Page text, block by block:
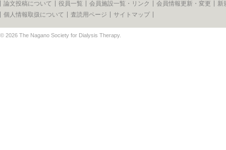
論文投稿について
役員一覧 会員施設一覧・リンク 会員情報更新・変更
新
個人情報取扱について
査読用ページ サイトマップ
© 2026 The Nagano Society for Dialysis Therapy.